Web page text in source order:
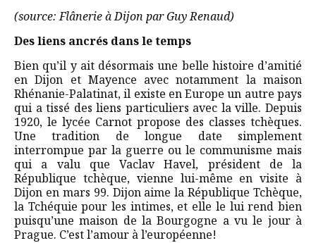
(source: Flânerie à Dijon par Guy Renaud)
Des liens ancrés dans le temps
Bien qu’il y ait désormais une belle histoire d’amitié
en Dijon et Mayence avec notamment la maison
Rhénanie-Palatinat, il existe en Europe un autre pays
qui a tissé des liens particuliers avec la ville. Depuis
1920, le lycée Carnot propose des classes tchèques.
Une tradition de longue date simplement
interrompue par la guerre ou le communisme mais
qui a valu que Vaclav Havel, président de la
République tchèque, vienne lui-même en visite à
Dijon en mars 99. Dijon aime la République Tchèque,
la Tchéquie pour les intimes, et elle le lui rend bien
puisqu’une maison de la Bourgogne a vu le jour à
Prague. C’est l’amour à l’européenne!